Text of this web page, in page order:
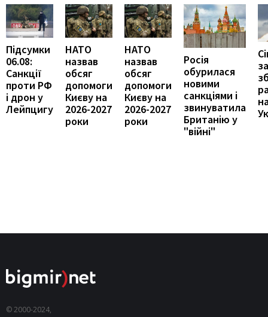
Підсумки
06.08:
Санкції
проти РФ
і дрон у
Лейпцигу
НАТО
назвав
обсяг
допомоги
Києву на
2026-2027
роки
НАТО
назвав
обсяг
допомоги
Києву на
2026-2027
роки
Росія
обурилася
новими
санкціями і
звинуватила
Британію у
"війні"
© 2000-2024,